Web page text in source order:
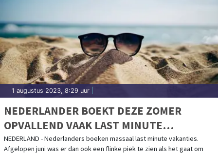
1 augustus 2023, 8:29 uur
NEDERLANDER BOEKT DEZE ZOMER
OPVALLEND VAAK LAST MINUTE
VAKANTIE
NEDERLAND - Nederlanders boeken massaal last minute vakanties.
Afgelopen juni was er dan ook een flinke piek te zien als het gaat om